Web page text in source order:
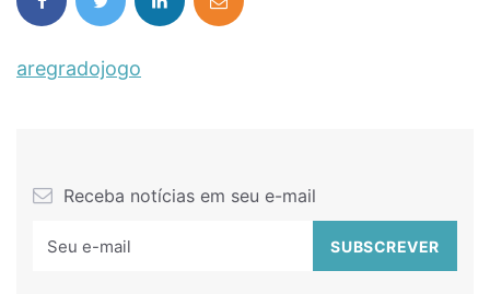
aregradojogo
Receba notícias em seu e-mail